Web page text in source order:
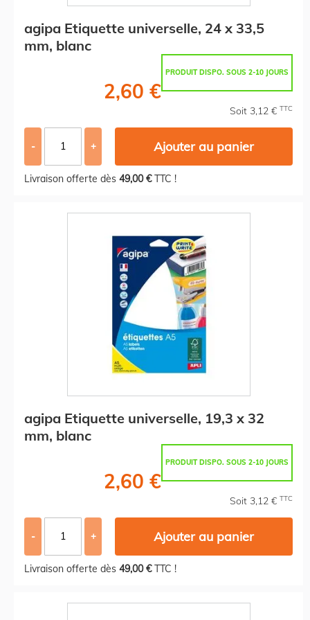
agipa Etiquette universelle, 24 x 33,5
mm, blanc
PRODUIT DISPO. SOUS 2-10 JOURS
2,60 €
Soit 3,12 € TTC
- + Ajouter au panier
Livraison offerte dès 49,00 €TTC !
agipa Etiquette universelle, 19,3 x 32
mm, blanc
PRODUIT DISPO. SOUS 2-10 JOURS
2,60 €
Soit 3,12 € TTC
- + Ajouter au panier
Livraison offerte dès 49,00 €TTC !